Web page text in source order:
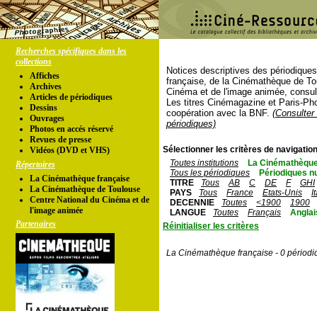
Recherches spécifiques dans les
collections
Affiches
Archives
Articles de périodiques
Dessins
Ouvrages
Photos en accés réservé
Revues de presse
Vidéos (DVD et VHS)
Répertoires
La Cinémathèque française
La Cinémathèque de Toulouse
Centre National du Cinéma et de
l'image animée
Partenaires
Notices descriptives des
française, de la Cinémathèque de
Cinéma et de l'image animée,
Les titres Cinémagazine et Paris-
coopération avec la BNF.
périodiques)
Sélectionner les critères de
Toutes institutions
La
Tous les périodiques
Périodiques
TITRE
Tous AB C DE F
GHI
PAYS
Tous France Etats-Unis
DECENNIE
Toutes <1900
1900
LANGUE
Toutes Français
Réinitialiser les critères
La Cinémathèque française - 0